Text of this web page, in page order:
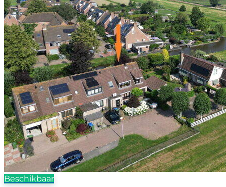
Beschikbaar